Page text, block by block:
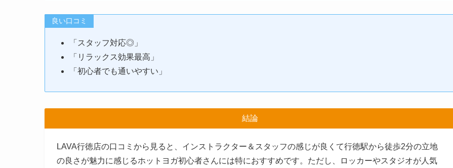
良い口コミ
「スタッフ対応◎」
「リラックス効果最高」
「初心者でも通いやすい」
結論
LAVA行徳店の口コミから見ると、インストラクター＆スタッフの感じが良くて行徳駅から徒歩2分の立地
の良さが魅力に感じるホットヨガ初心者さんには特におすすめです。ただし、ロッカーやスタジオが人気